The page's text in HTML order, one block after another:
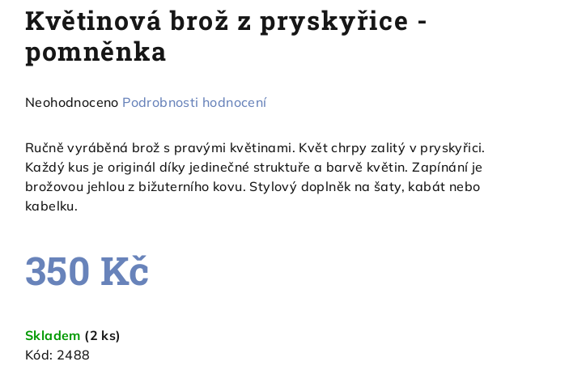
Květinová brož z pryskyřice -
pomněnka
Průměrné
produktu
je
0,0
z
Neohodnoceno Podrobnosti hodnocení
Ručně vyráběná brož s pravými květinami. Květ chrpy zalitý v pryskyřici.
Každý kus je originál díky jedinečné struktuře a barvě květin. Zapínání je
brožovou jehlou z bižuterního kovu. Stylový doplněk na šaty, kabát nebo
kabelku.
350 Kč
cena:
Skladem (2 ks)
Kód: 2488